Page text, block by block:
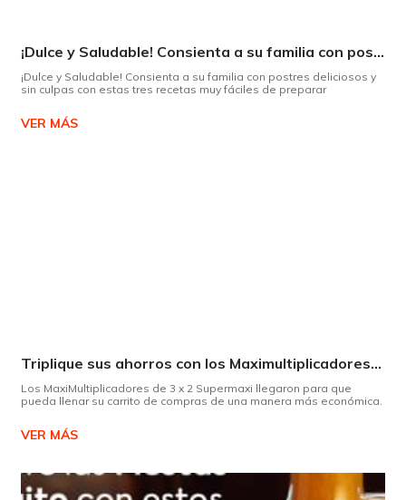
¡Dulce y Saludable! Consienta a su familia con postres deliciosos y sin culpas
¡Dulce y Saludable! Consienta a su familia con postres deliciosos y
sin culpas con estas tres recetas muy fáciles de preparar
VER MÁS
Triplique sus ahorros con los Maximultiplicadores de Supermaxi
Los MaxiMultiplicadores de 3 x 2 Supermaxi llegaron para que
pueda llenar su carrito de compras de una manera más económica.
VER MÁS